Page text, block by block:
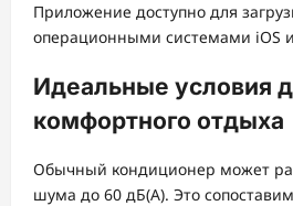
Приложение доступно для
операционными системами iOS
Идеальные условия
комфортного отдыха
Обычный кондиционер может
шума до 60 дБ(А). Это